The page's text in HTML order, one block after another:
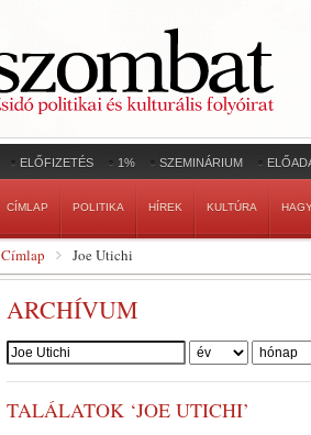
ELŐFIZETÉS 1% SZEMINÁRIUM
CÍMLAP POLITIKA HÍREK KULTÚRA
Címlap Joe Utichi
ARCHÍVUM
Szerző:
TALÁLATOK ‘JOE UTICHI’